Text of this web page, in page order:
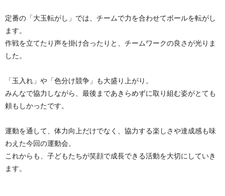
定番の「大玉転がし」では、チームで力を合わせてボールを転がし
ます。
作戦を立てたり声を掛け合ったりと、チームワークの良さが光りま
した。
「玉入れ」や「色分け競争」も大盛り上がり。
みんなで協力しながら、最後まであきらめずに取り組む姿がとても
頼もしかったです。
運動を通して、体力向上だけでなく、協力する楽しさや達成感も味
わえた今回の運動会。
これからも、子どもたちが笑顔で成長できる活動を大切にしていき
ます。